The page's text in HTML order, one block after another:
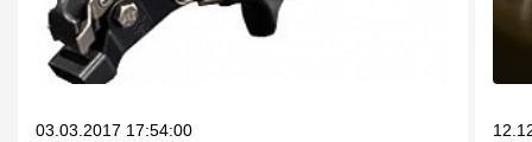
03.03.2017 17:54:00